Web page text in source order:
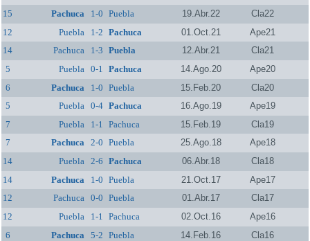
15
Pachuca 1-0 Puebla 19.Abr.22
Cla22
12
Puebla 1-2 Pachuca 01.Oct.21
Ape21
14
Pachuca 1-3 Puebla 12.Abr.21
Cla21
5
Puebla 0-1 Pachuca 14.Ago.20
Ape20
6
Pachuca 1-0 Puebla 15.Feb.20
Cla20
5
Puebla 0-4 Pachuca 16.Ago.19
Ape19
7
Puebla 1-1 Pachuca 15.Feb.19
Cla19
7
Pachuca 2-0 Puebla 25.Ago.18
Ape18
14
Puebla 2-6 Pachuca 06.Abr.18
Cla18
14
Pachuca 1-0 Puebla 21.Oct.17
Ape17
12
Pachuca 0-0 Puebla 01.Abr.17
Cla17
12
Puebla 1-1 Pachuca 02.Oct.16
Ape16
6
Pachuca 5-2 Puebla 14.Feb.16
Cla16